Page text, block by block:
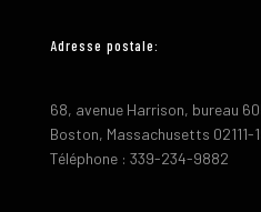
Adresse postale:
68, avenue Harrison, bureau
Boston, Massachusetts 02111-
Téléphone : 339-234-9882